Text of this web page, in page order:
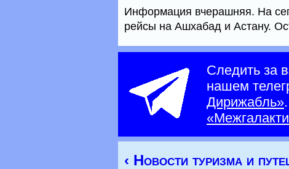
Информация вчерашняя. На
рейсы на Ашхабад и Астану.
Следить за
нашем
Дирижабль»
‹ Новости туризма и